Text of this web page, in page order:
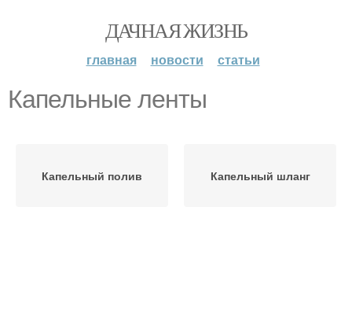
ДАЧНАЯ ЖИЗНЬ
главная новости статьи
Капельные ленты
Капельный полив Капельный шланг